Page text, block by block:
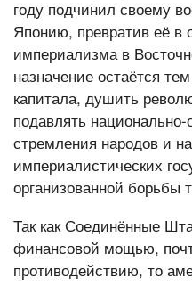
году подчинил своему
Японию, превратив её в
империализма в
назначение остаётся
капитала, душить
подавлять
стремления народов и
империалистических
организованной борьбы
Так как Соединённые
финансовой мощью,
противодействию, то